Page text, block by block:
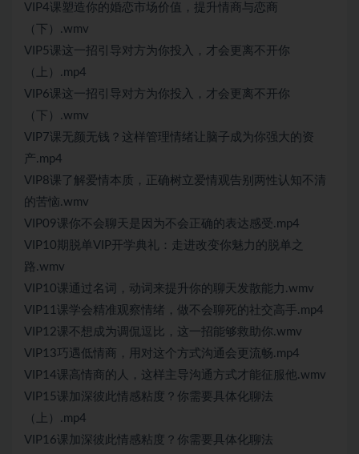
VIP4课塑造你的婚恋市场价值，提升情商与恋商
（下）.wmv
VIP5课这一招引导对方为你投入，才会更离不开你
（上）.mp4
VIP6课这一招引导对方为你投入，才会更离不开你
（下）.wmv
VIP7课无颜无钱？这样管理情绪让脑子成为你强大的资
产.mp4
VIP8课了解爱情本质，正确树立爱情观告别两性认知不清
的苦恼.wmv
VIP09课你不会聊天是因为不会正确的表达感受.mp4
VIP10期脱单VIP开学典礼：走进改变你魅力的脱单之
路.wmv
VIP10课通过名词，动词来提升你的聊天发散能力.wmv
VIP11课学会精准观察情绪，做不会聊死的社交高手.mp4
VIP12课不想成为调侃逗比，这一招能够救助你.wmv
VIP13巧遇低情商，用对这个方式沟通会更流畅.mp4
VIP14课高情商的人，这样主导沟通方式才能征服他.wmv
VIP15课加深彼此情感粘度？你需要具体化聊法
（上）.mp4
VIP16课加深彼此情感粘度？你需要具体化聊法